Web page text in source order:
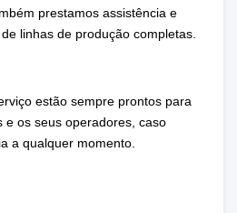
prestamos assistência e
linhas de produção completas.
estão sempre prontos para
e os seus operadores, caso
a qualquer momento.